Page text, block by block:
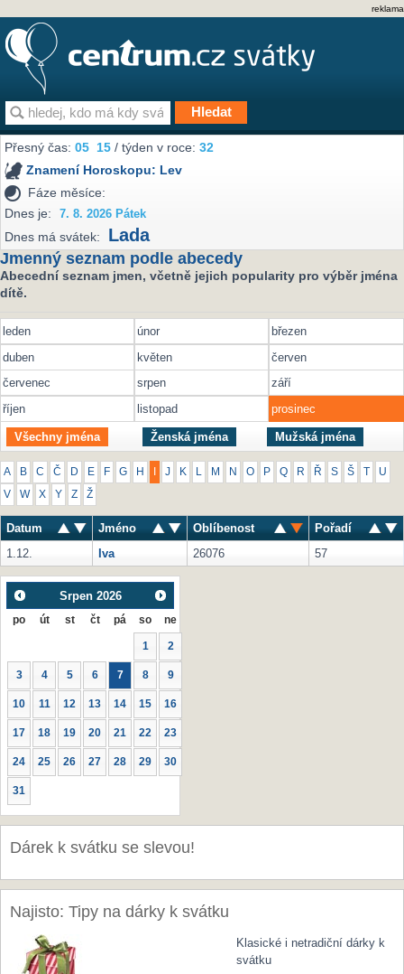
reklama
Přesný čas:05 15 / týden v roce:32
Znamení Horoskopu: Lev
Fáze měsíce:
Dnes je:
7. 8. 2026 Pátek
Dnes má svátek: Lada
Jmenný seznam podle abecedy
Abecední seznam jmen, včetně jejich popularity pro výběr jména
dítě.
leden únor
březen
duben
květen
červen
červenec
srpen
září
říjen
listopad prosinec
Všechny jména Ženská jména Mužská jména
A B C Č D E F G H J K M N O P Q R Ř S Š U
V W X Y Z Ž
Datum Jméno Oblíbenost
Pořadí
1.12.
Iva 26076 57
Srpen 2026
po út st čt pá so ne
1 2
3 4 5 6 7 8 9
10 11 12 13 14 15 16
17 18 19 20 21 22 23
24 25 26 27 28 29 30
31
Dárek k svátku se slevou!
Najisto: Tipy na dárky k svátku
Klasické i netradiční dárky k
svátku